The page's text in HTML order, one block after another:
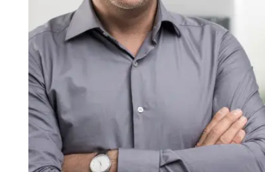
nuestro servicio de
recruitement